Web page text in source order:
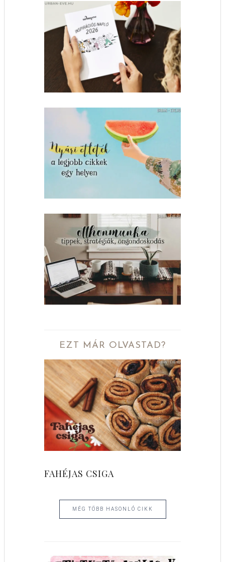
EZT MÁR OLVASTAD?
FAHÉJAS CSIGA
MÉG TÖBB HASONLÓ CIKK